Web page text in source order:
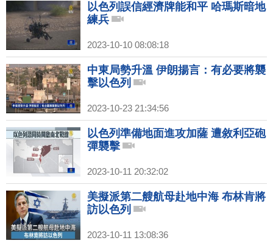
以色列誤信經濟牌能和平 哈瑪斯暗地
練兵
2023-10-10 08:08:18
中東局勢升溫 伊朗揚言：有必要將襲
擊以色列
2023-10-23 21:34:56
以色列準備地面進攻加薩 遭敘利亞砲
彈襲擊
2023-10-11 20:32:02
美擬派第二艘航母赴地中海 布林肯將
訪以色列
2023-10-11 13:08:36